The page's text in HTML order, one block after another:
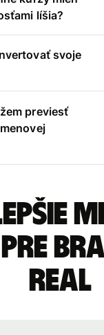
líšia?
svoje
previesť
real